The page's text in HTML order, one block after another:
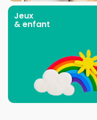
Jeux
& enfant